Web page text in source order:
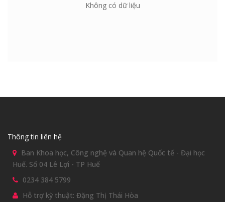
Không có dữ liệu
Thông tin liên hệ
Ban Khoa học, Công nghệ và Quan hệ Quốc tế - Đại học
Huế. Số 04 Lê Lợi - TP Huế
0234 384 5799
Hỗ trợ kỹ thuật: Đặng Thị Thái Hòa